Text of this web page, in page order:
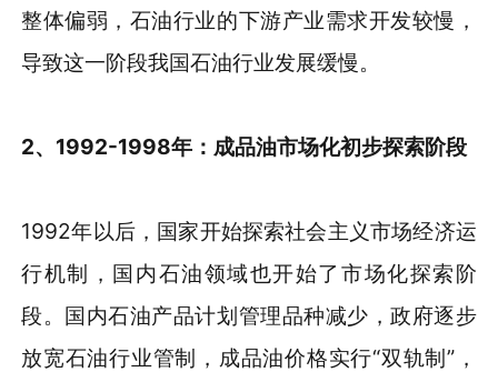
整体偏弱，石油行业的下游产业需求开发较慢，
导致这一阶段我国石油行业发展缓慢。
2、1992-1998年：成品油市场化初步探索阶段
1992年以后，国家开始探索社会主义市场经济运
行机制，国内石油领域也开始了市场化探索阶
段。国内石油产品计划管理品种减少，政府逐步
放宽石油行业管制，成品油价格实行“双轨制”，